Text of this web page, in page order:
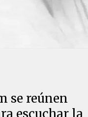
se reúnen